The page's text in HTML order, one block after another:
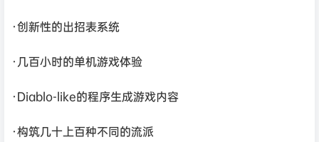
·创新性的出招表系统
·几百小时的单机游戏体验
·Diablo-like的程序生成游戏内容
·构筑几十上百种不同的流派